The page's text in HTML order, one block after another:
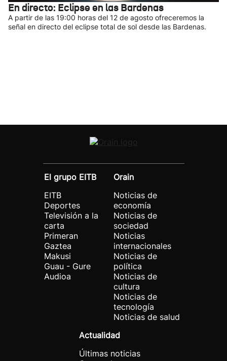
En directo: Eclipse en las Bardenas
A partir de las 19:00 horas del 12 de agosto ofreceremos la
señal en directo del eclipse total de sol desde las Bardenas.
El grupo EITB
EITB
Deportes
Televisión a la
carta
Primeran
Gaztea
Makusi
Guau - Gure
Audioa
Orain
Noticias de
economía
Noticias de
sociedad
Noticias
internacionales
Noticias de
política
Noticias de
cultura
Noticias de
tecnología
Noticias de salud
Actualidad
Últimas noticias